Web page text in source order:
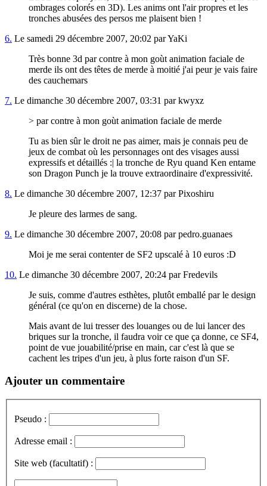
ombrages colorés en 3D). Les anims ont l'air propres et les
tronches abusées des persos me plaisent bien !
6. Le samedi 29 décembre 2007, 20:02 par YaKi
Très bonne 3d par contre à mon goùt animation faciale de
merde ils ont des têtes de merde à moitié j'ai peur je vais faire
des cauchemars
7. Le dimanche 30 décembre 2007, 03:31 par kwyxz
> par contre à mon goùt animation faciale de merde
Tu as bien sûr le droit ne pas aimer, mais je connais peu de
jeux de combat où les personnages ont des visages aussi
expressifs et détaillés :| la tronche de Ryu quand Ken entame
son Dragon Punch je la trouve extraordinaire d'expressivité.
8. Le dimanche 30 décembre 2007, 12:37 par Pixoshiru
Je pleure des larmes de sang.
9. Le dimanche 30 décembre 2007, 20:08 par pedro.guanaes
Moi je me serai contenter de SF2 upscalé à 10 euros :D
10. Le dimanche 30 décembre 2007, 20:24 par Fredevils
Je suis, comme d'autres esthètes, plutôt emballé par le design
général (ce qu'on en discerne) de la chose.
Mais avant de lui tresser des louanges ou de lui lancer des
briques sur la tronche, il faudra voir ce que ça donne, ce SF4,
point de vue jouabilité/prise en main, car c'est là que se
cachent les tripes d'un jeu, à plus forte raison d'un SF.
Ajouter un commentaire
Pseudo :
Adresse email :
Site web (facultatif) :